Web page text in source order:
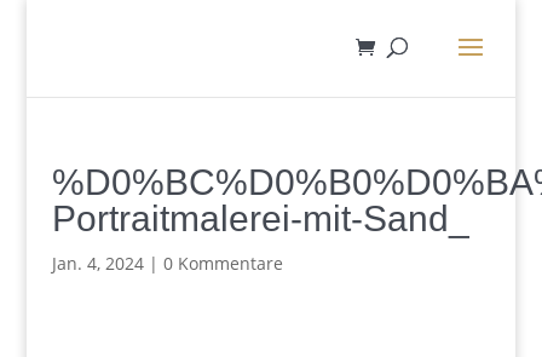
Portraitmalerei-mit-Sand_
Jan. 4, 2024| 0 Kommentare